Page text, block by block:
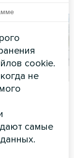
комплекс
насос Artic
серии Smart
cookie.
не
самые